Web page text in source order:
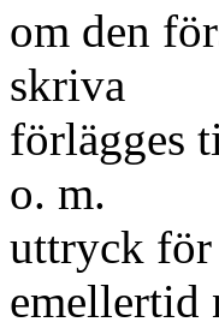
om den
skriva
förlägges
o. m.
uttryck för
emellertid